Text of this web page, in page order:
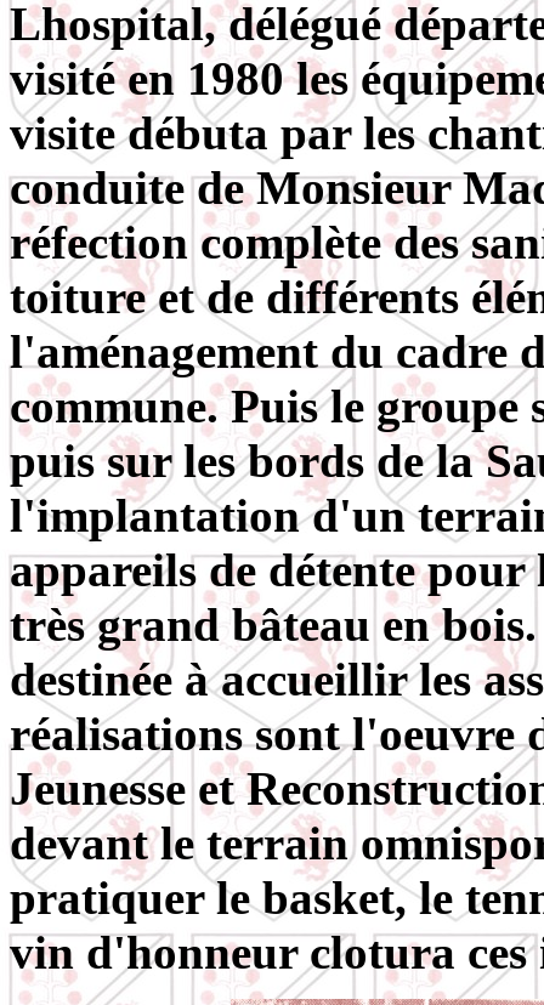
Lhospital, délégué
visité en 1980 les
visite débuta par les
conduite de Monsieur
réfection complète des
toiture et de différents
l'aménagement du cadre
commune. Puis le groupe
puis sur les bords de la
l'implantation d'un
appareils de détente
très grand bâteau en
destinée à accueillir les
réalisations sont l'oeuvre
Jeunesse et
devant le terrain
pratiquer le basket, le
vin d'honneur clotura